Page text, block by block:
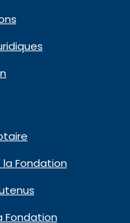
Fondation
Fondation